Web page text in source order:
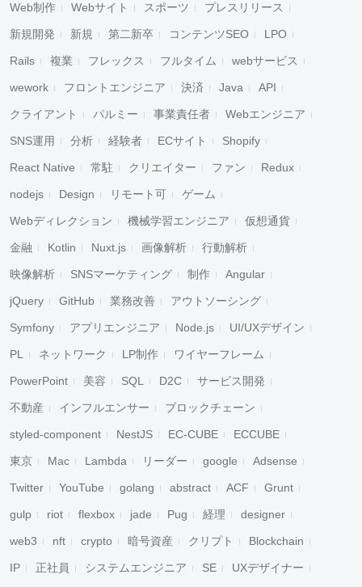
Web制作 Webサイト スポーツ プレスリリース
新規開発 新規 第二新卒 コンテンツSEO LPO
Rails 複業 フレックス フルタイム webサービス
wework フロントエンジニア 決済 Java API
クライアント パルミー 事業責任者 Webエンジニア
SNS運用 分析 経験者 ECサイト Shopify
React Native 常駐 クリエイター ファン Redux
nodejs Design リモート可 ゲーム
Webディレクション 機械学習エンジニア 仮想通貨
金融 Kotlin Nuxt.js 画像解析 行動解析
映像解析 SNSマーケティング 制作 Angular
jQuery GitHub 業務改善 アウトソーシング
Symfony アプリエンジニア Node.js UI/UXデザイン
PL ネットワーク LP制作 ワイヤーフレーム
PowerPoint 美容 SQL D2C サービス開発
不動産 インフルエンサー ブロックチェーン
styled-component NestJS EC-CUBE ECCUBE
東京 Mac Lambda リーダー google Adsense
Twitter YouTube golang abstract ACF Grunt
gulp riot flexbox jade Pug 経理 designer
web3 nft crypto 暗号資産 クリプト Blockchain
IP 正社員 システムエンジニア SE UXデザイナー